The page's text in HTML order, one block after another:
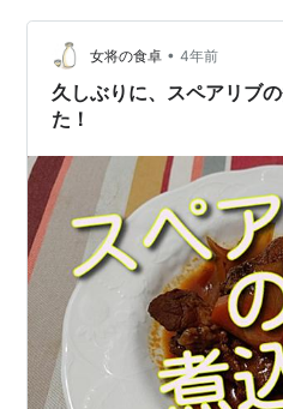
焼きそばを作って食べたとき
べたいなぁと思い、早速、作
しいし、野菜がいっぱ…
女将の食卓 • 4年前
久しぶりに、スペアリブ
た！